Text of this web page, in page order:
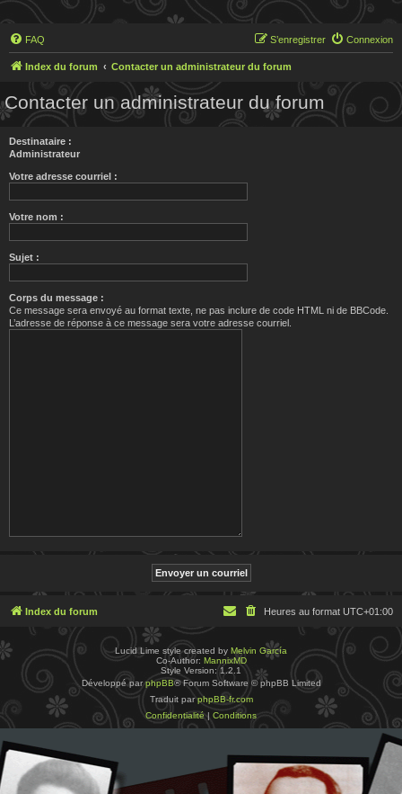
FAQ Connexion
S’enregistrer
Index du forum Contacter un administrateur du forum
Contacter un administrateur du forum
Destinataire :
Administrateur
Votre adresse courriel :
Votre nom :
Sujet :
Corps du message :
Ce message sera envoyé au format texte, ne pas inclure de code HTML ni de BBCode.
L’adresse de réponse à ce message sera votre adresse courriel.
Index du forum Heures au format UTC+01:00
Lucid Lime style created by Melvin García
Co-Author: MannixMD
Style Version: 1.2.1
Développé parphpBB® Forum Software © phpBB Limited
Traduit parphpBB-fr.com
Confidentialité| Conditions